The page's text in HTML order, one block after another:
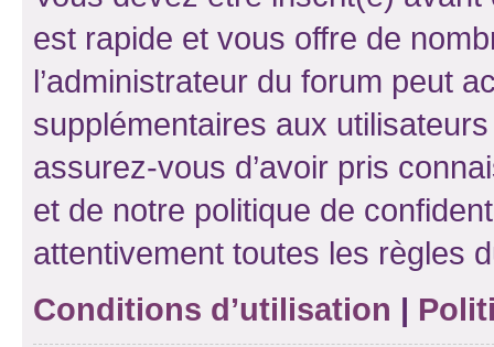
est rapide et vous offre de
l’administrateur du forum peut
supplémentaires aux
assurez-vous d’avoir pris
et de notre politique de
attentivement toutes les règles
Conditions d’utilisation |